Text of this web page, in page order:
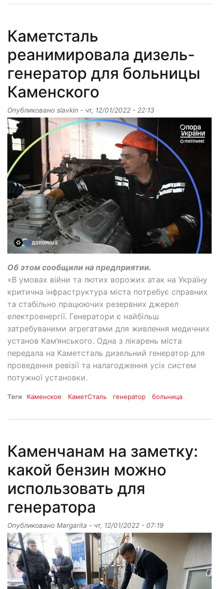
Каметсталь
реанимировала дизель-
генератор для больницы
Каменского
Опубликовано slavkin - чт, 12/01/2022 - 22:13
Об этом сообщили на предприятии.
«В умовах війни та лютих ворожих атак на Україну
критична інфраструктура міста потребує справних
та стабільно працюючих резервних джерел
електроенергії. Генератори є найбільш
затребуваними агрегатами для живлення медичних
установ Кам’янського. Одна з лікарень міста
передала на Каметсталь дизельний генератор для
проведення ревізії та налагодження усіх систем
потужної установки.
Теги Каменское КаметСталь генератор больница
Каменчанам на заметку:
какой бензин можно
использовать для
генератора
Опубликовано Margarita - чт, 12/01/2022 - 07:19